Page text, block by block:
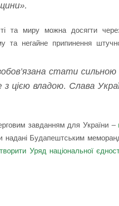
та миру можна досягти
та негайне припинення
стати сильною
цією владою. Слава
завданням для України –
Будапештським
Уряд національної